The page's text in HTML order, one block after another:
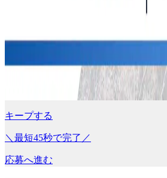
キープする
＼最短45秒で完了／
応募へ進む